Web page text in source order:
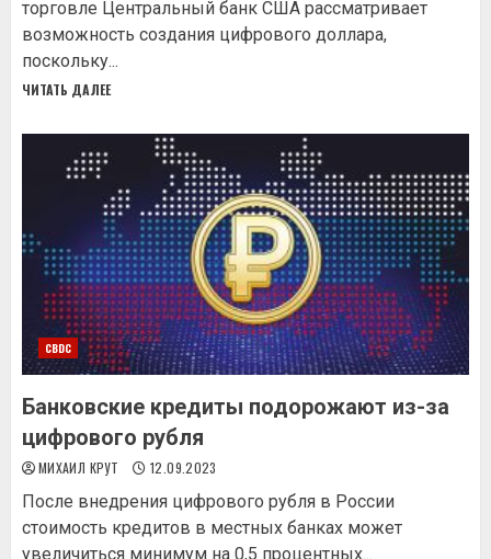
торговле Центральный банк США рассматривает
возможность создания цифрового доллара,
поскольку...
ЧИТАТЬ ДАЛЕЕ
CBDC
Банковские кредиты подорожают из-за
цифрового рубля
МИХАИЛ КРУТ 12.09.2023
После внедрения цифрового рубля в России
стоимость кредитов в местных банках может
увеличиться минимум на 0,5 процентных...